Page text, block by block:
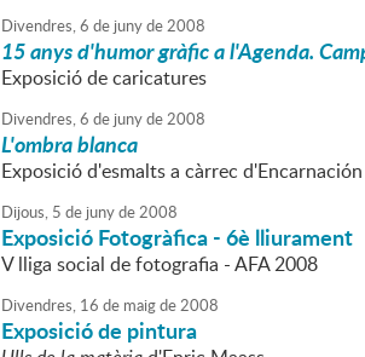
Divendres,6 de junyde2008
15 anys d'humor gràfic a l'Agenda.
Exposició de caricatures
Divendres,6 de junyde2008
L'ombra blanca
Exposició d'esmalts a càrrec
Dijous, 5 de junyde2008
Exposició Fotogràfica - 6è lliurament
V lliga social de fotografia - AFA 2008
Divendres, 16 de maigde2008
Exposició de pintura